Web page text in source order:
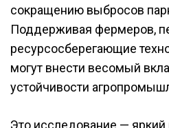
сокращению выбросов
Поддерживая фермеров,
ресурсосберегающие
могут внести весомый
устойчивости
Это исследование — яркий